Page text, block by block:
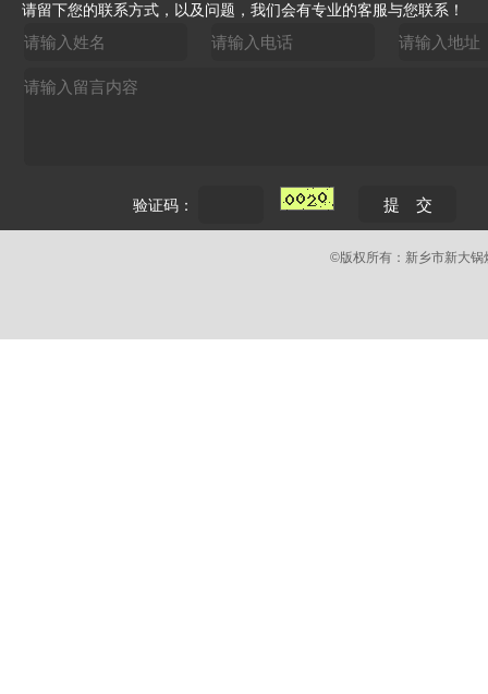
请留下您的联系方式，以及问题，我们会有专业的客服与您联系！
验证码：
©版权所有：新乡市新大